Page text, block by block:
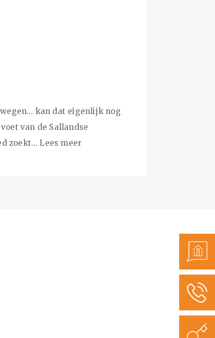
kan dat eigenlijk nog
van de Sallandse
zoekt…Lees meer